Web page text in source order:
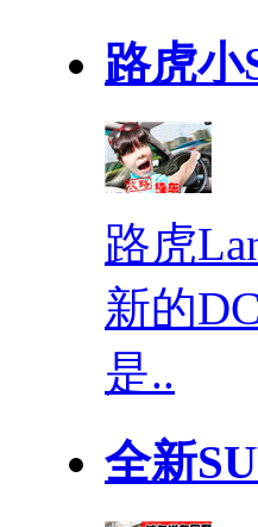
路虎小
路虎
新的
是..
全新